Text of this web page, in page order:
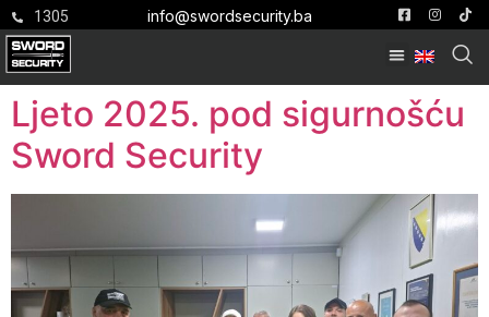
1305 info@swordsecurity.ba
Ljeto 2025. pod sigurnošću
Sword Security